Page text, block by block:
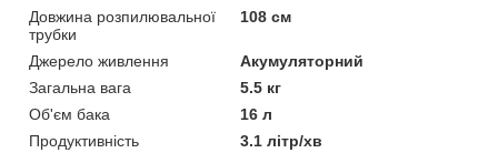
Довжина розпилювальної
трубки
108 см
Джерело живлення
Акумуляторний
Загальна вага
5.5 кг
Об'єм бака
16 л
Продуктивність
3.1 літр/хв